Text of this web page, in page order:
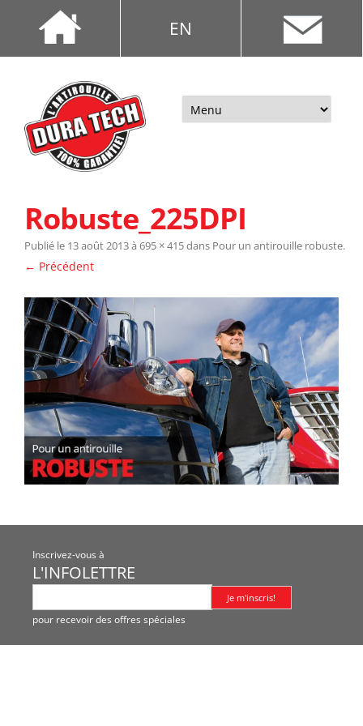
EN
Aller
contenu
Robuste_225DPI
Publié le 13 août 2013à 695 × 415dans Pour un antirouille robuste.
← Précédent
Inscrivez-vous à
L'INFOLETTRE
pour recevoir des offres spéciales